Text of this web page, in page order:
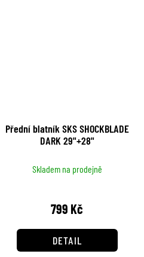
Přední blatník SKS SHOCKBLADE
DARK 29"+28"
Skladem na prodejně
799 Kč
DETAIL